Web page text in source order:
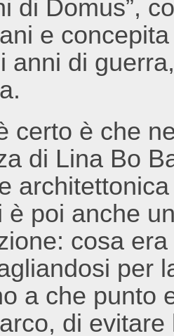
di Domus”,
e
anni di
certo è che
di Lina Bo
è poi anche
cosa
per
a che punto
di